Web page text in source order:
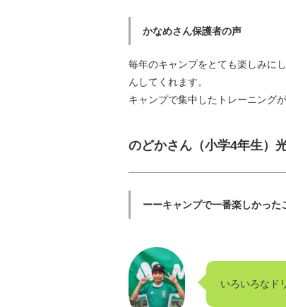
かなめさん保護者の声
毎年のキャンプをとても楽しみに
んしてくれます。
キャンプで集中したトレーニング
のどかさん（小学4年生）
ーーキャンプで一番楽しかった
いろいろなド